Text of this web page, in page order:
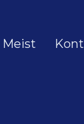
Meist